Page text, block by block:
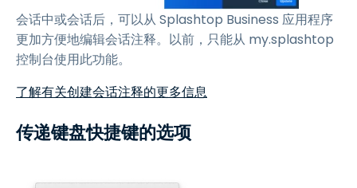
会话中或会话后，可以从 Splashtop Business 应用程序
更加方便地编辑会话注释。以前，只能从 my.splashtop
控制台使用此功能。
了解有关创建会话注释的更多信息
传递键盘快捷键的选项